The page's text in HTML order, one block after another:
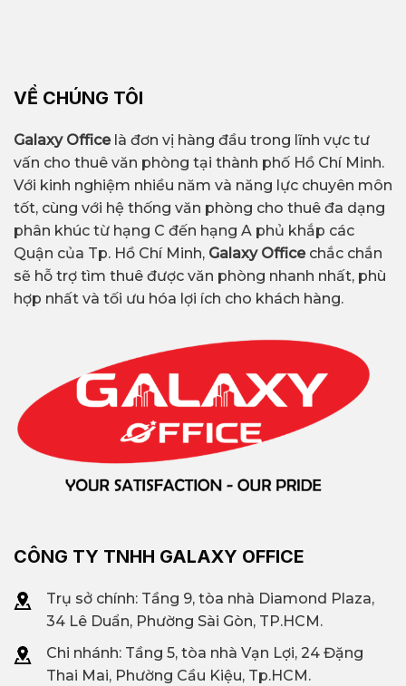
VỀ CHÚNG TÔI
Galaxy Officelà đơn vị hàng đầu trong lĩnh vực tư
vấn cho thuê văn phòng tại thành phố Hồ Chí Minh.
Với kinh nghiệm nhiều năm và năng lực chuyên môn
tốt, cùng với hệ thống văn phòng cho thuê đa dạng
phân khúc từ hạng C đến hạng A phủ khắp các
Quận của Tp. Hồ Chí Minh, Galaxy Office chắc chắn
sẽ hỗ trợ tìm thuê được văn phòng nhanh nhất, phù
hợp nhất và tối ưu hóa lợi ích cho khách hàng.
CÔNG TY TNHH GALAXY OFFICE
Trụ sở chính: Tầng 9, tòa nhà Diamond Plaza,
34 Lê Duẩn, Phường Sài Gòn, TP.HCM.
Chi nhánh: Tầng 5, tòa nhà Vạn Lợi, 24 Đặng
Thai Mai, Phường Cầu Kiệu, Tp.HCM.